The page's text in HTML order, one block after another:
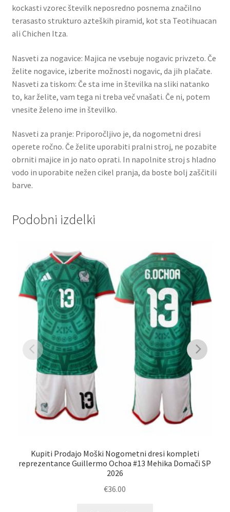
kockasti vzorec številk neposredno posnema značilno
terasasto strukturo azteških piramid, kot sta Teotihuacan
ali Chichen Itza.
Nasveti za nogavice: Majica ne vsebuje nogavic privzeto. Če
želite nogavice, izberite možnosti nogavic, da jih plačate.
Nasveti za tiskom: Če sta ime in številka na sliki natanko
to, kar želite, vam tega ni treba več vnašati. Če ni, potem
vnesite želeno ime in številko.
Nasveti za pranje: Priporočljivo je, da nogometni dresi
operete ročno. Če želite uporabiti pralni stroj, ne pozabite
obrniti majice in jo nato oprati. In napolnite stroj s hladno
vodo in uporabite nežen cikel pranja, da boste bolj zaščitili
barve.
Podobni izdelki
Kupiti Prodajo Moški Nogometni dresi kompleti
reprezentance Guillermo Ochoa #13 Mehika Domači SP
2026
€36.00